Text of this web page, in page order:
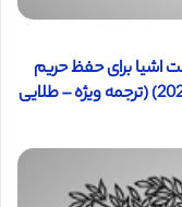
اشیا برای حفظ حریم